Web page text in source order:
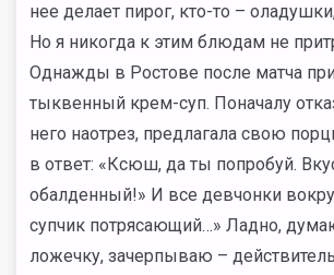
нее делает пирог, кто-то –
Но я никогда к этим блюдам не
Однажды в Ростове после матча
тыквенный крем-суп. Поначалу
него наотрез, предлагала свою
в ответ: «Ксюш, да ты попробуй.
обалденный!» И все девчонки
супчик потрясающий…» Ладно,
ложечку, зачерпываю –